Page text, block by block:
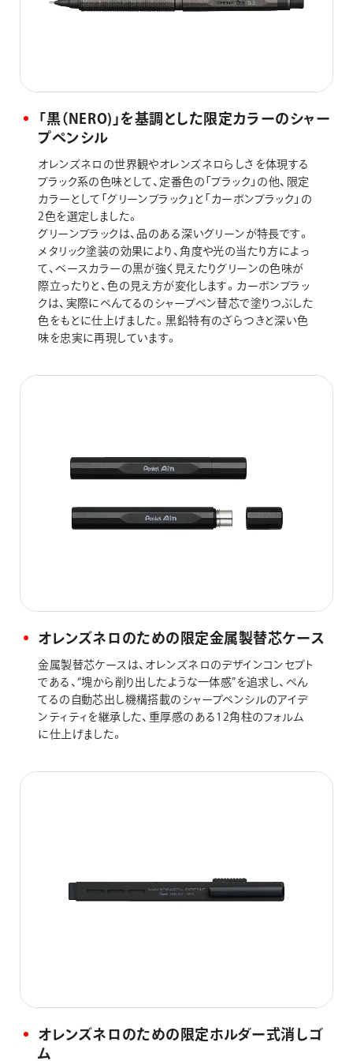
「黒（NERO)」を基調とした限定カラーのシャー
プペンシル
オレンズネロの世界観やオレンズネロらしさを体現する
ブラック系の色味として、定番色の「ブラック」の他、限定
カラーとして「グリーンブラック」と「カーボンブラック」の
2色を選定しました。
グリーンブラックは、品のある深いグリーンが特長です。
メタリック塗装の効果により、角度や光の当たり方によっ
て、ベースカラーの黒が強く見えたりグリーンの色味が
際立ったりと、色の見え方が変化します。カーボンブラッ
クは、実際にぺんてるのシャープペン替芯で塗りつぶした
色をもとに仕上げました。黒鉛特有のざらつきと深い色
味を忠実に再現しています。
オレンズネロのための限定金属製替芯ケース
金属製替芯ケースは、オレンズネロのデザインコンセプト
である、“塊から削り出したような一体感”を追求し、ぺん
てるの自動芯出し機構搭載のシャープペンシルのアイデ
ンティティを継承した、重厚感のある12角柱のフォルム
に仕上げました。
オレンズネロのための限定ホルダー式消しゴ
ム